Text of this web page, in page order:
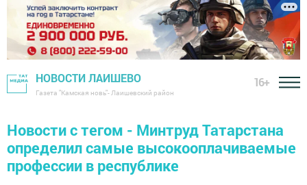
НОВОСТИ ЛАИШЕВО
Газета "Камская новь"- Лаишевский район
16+
Новости с тегом - Минтруд Татарстана
определил самые высокооплачиваемые
профессии в республике